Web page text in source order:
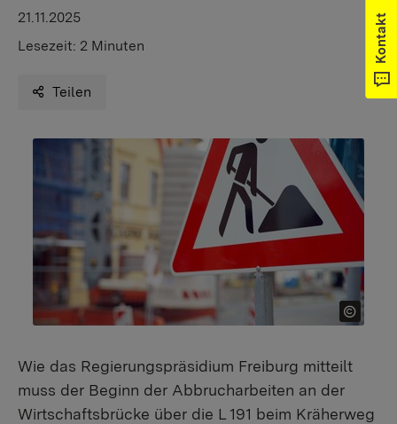
21.11.2025
Lesezeit: 2 Minuten
Teilen
Wie das Regierungspräsidium Freiburg mitteilt
muss der Beginn der Abbrucharbeiten an der
Wirtschaftsbrücke über die L 191 beim Kräherweg
Kontakt